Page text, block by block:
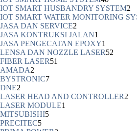
IOT SMART HUSBANDRY SYSTEM2
IOT SMART WATER MONITORING
JASA DAN SERVICE2
JASA KONTRUKSI JALAN1
JASA PENGECATAN EPOXY1
LENSA DAN NOZZLE LASER52
FIBER LASER51
AMADA2
BYSTRONIC7
DNE2
LASER HEAD AND CONTROLLER2
LASER MODULE1
MITSUBISHI5
PRECITEC5